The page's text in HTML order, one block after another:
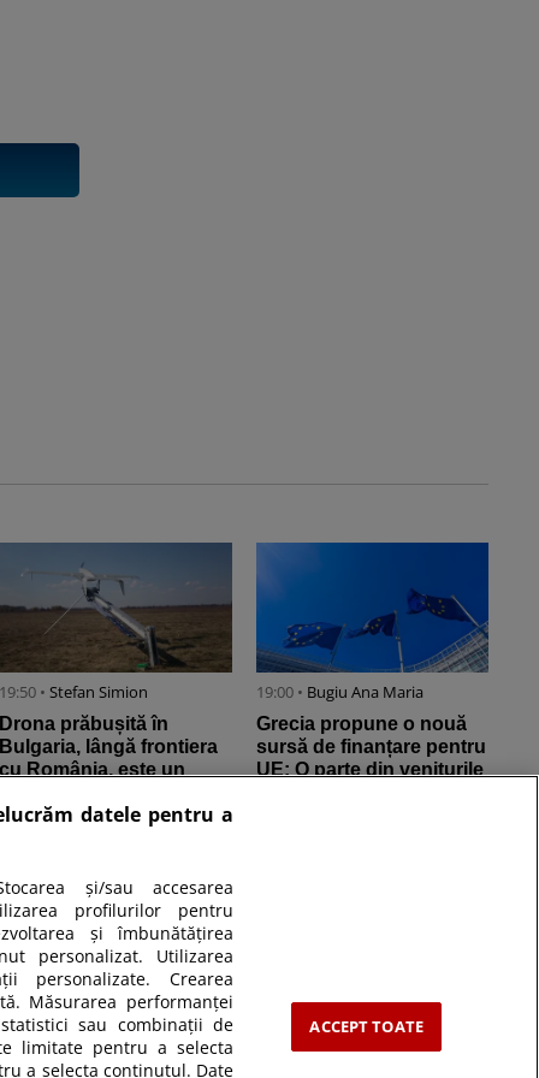
19:50 •Stefan Simion
Drona prăbușită în
Bulgaria, lângă frontiera
cu România, este un
Maya, ...
19:00 • Bugiu ⁠Ana Maria
Grecia propune o nouă
sursă de finanțare pentru
UE: O parte din veniturile
datele pentru a
și/sau accesarea
profilurilor pentru
și îmbunătățirea
personalizat. Utilizarea
personalizate. Crearea
Măsurarea performanței
sau combinații de
limitate pentru a selecta
a selecta conținutul. Date
ACCEPT TOATE